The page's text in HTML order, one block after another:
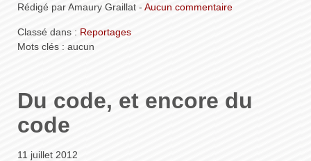
Rédigé par Amaury Graillat - Aucun commentaire
Classé dans : Reportages
Mots clés : aucun
Du code, et encore du
code
11 juillet 2012